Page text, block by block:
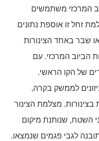
המרכזי משתמשים
זחל זו אוספת נתונים
שבר באחד הצינורות
הביוב המרכזי. עם
של הקו הראשי.
לממשק בקרה,
מצלמת הצינור
השטח, שנותנת מיקום
לגבי פגמים שנמצאו.